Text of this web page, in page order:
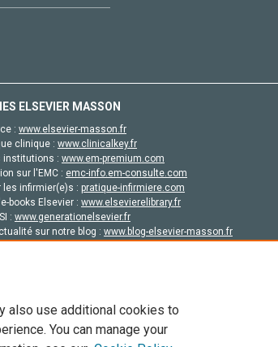
ELSEVIER MASSON
: www.elsevier-masson.fr
clinique : www.clinicalkey.fr
institutions : www.em-premium.com
sur l'EMC : emc-info.em-consulte.com
les infirmier(e)s : pratique-infirmiere.com
books Elsevier : www.elsevierelibrary.fr
: www.generationelsevier.fr
sur notre blog : www.blog-elsevier-masson.fr
also use additional cookies to
You can manage your